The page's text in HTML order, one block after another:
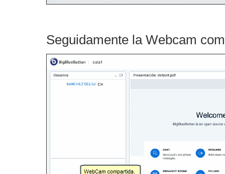
Seguidamente la Webcam